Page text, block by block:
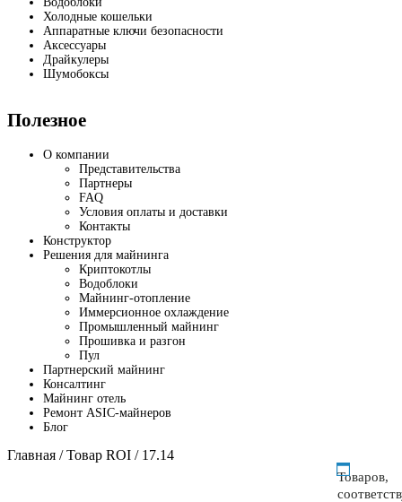
Холодные кошельки
Аппаратные ключи безопасности
Аксессуары
Драйкулеры
Шумобоксы
Полезное
О компании
Представительства
Партнеры
FAQ
Условия оплаты и доставки
Контакты
Конструктор
Решения для майнинга
Криптокотлы
Водоблоки
Майнинг-отопление
Иммерсионное охлаждение
Промышленный майнинг
Прошивка и разгон
Пул
Партнерский майнинг
Консалтинг
Майнинг отель
Ремонт ASIC-майнеров
Блог
Главная / Товар ROI / 17.14
Товаров,